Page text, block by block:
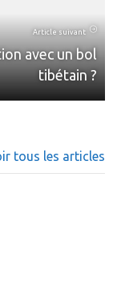
Article suivant
avec un bol
tibétain ?
tous les articles